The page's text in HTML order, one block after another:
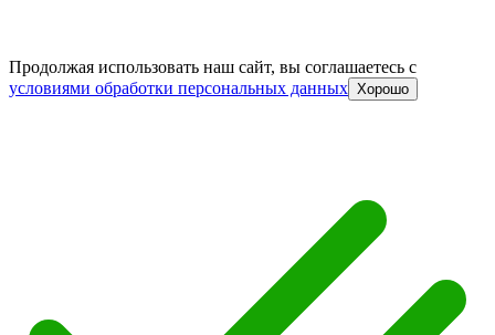
Продолжая использовать наш сайт, вы соглашаетесь c
условиями обработки персональных данных Хорошо